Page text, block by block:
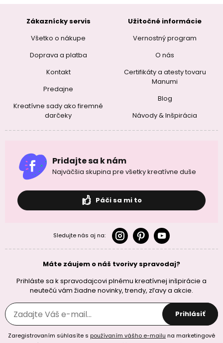
Zákaznícky servis
Všetko o nákupe
Doprava a platba
Kontakt
Predajne
Kreatívne sady ako firemné
darčeky
Užitočné informácie
Vernostný program
O nás
Certifikáty a atesty tovaru
Manumi
Blog
Návody & Inšpirácia
Pridajte sa k nám
Najväčšia skupina pre všetky kreatívne duše
Páči sa mi to
Sledujte nás aj na:
Máte záujem o náš tvorivy spravodaj?
Prihláste sa k spravodajcovi plnému kreatívnej inšpirácie a
neutečú vám žiadne novinky, trendy, zľavy a akcie.
Prihlásiť
Zaregistrovaním súhlasíte s používaním vášho e-mailu na marketingové